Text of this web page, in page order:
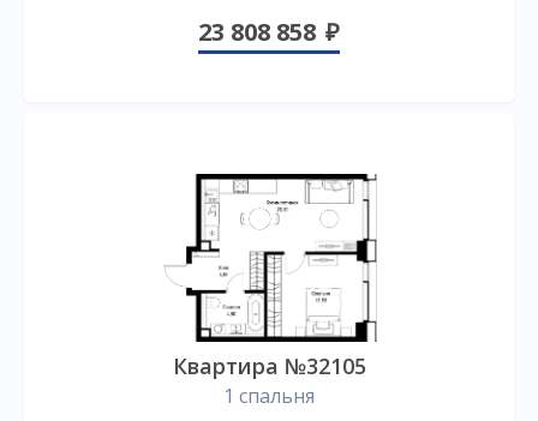
23 808 858
Квартира №32105
1 спальня